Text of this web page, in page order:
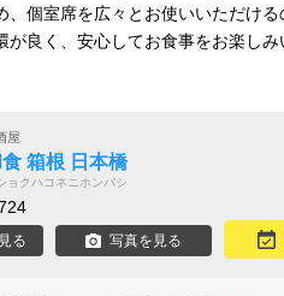
、個室席を広々とお使いいただけ
が良く、安心してお食事をお楽し
屋
箱根 日本橋
ョクハコネニホンバシ
る 写真を見る